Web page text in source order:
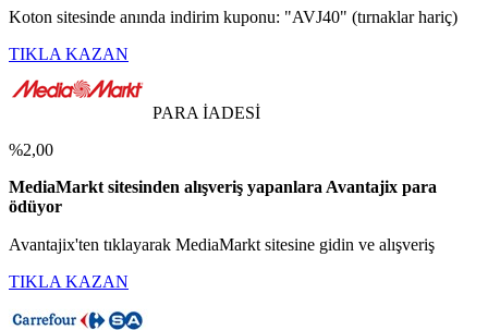
Koton sitesinde anında indirim kuponu: "AVJ40" (tırnaklar hariç)
TIKLA KAZAN
PARA İADESİ
%2,00
MediaMarkt sitesinden alışveriş yapanlara Avantajix para
ödüyor
Avantajix'ten tıklayarak MediaMarkt sitesine gidin ve alışveriş
TIKLA KAZAN